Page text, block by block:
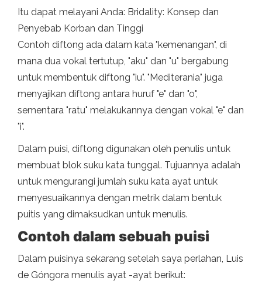
Itu dapat melayani Anda: Bridality: Konsep dan
Penyebab Korban dan Tinggi
Contoh diftong ada dalam kata "kemenangan", di
mana dua vokal tertutup, "aku" dan "u" bergabung
untuk membentuk diftong "iu". "Mediterania" juga
menyajikan diftong antara huruf "e" dan "o",
sementara "ratu" melakukannya dengan vokal "e" dan
"i".
Dalam puisi, diftong digunakan oleh penulis untuk
membuat blok suku kata tunggal. Tujuannya adalah
untuk mengurangi jumlah suku kata ayat untuk
menyesuaikannya dengan metrik dalam bentuk
puitis yang dimaksudkan untuk menulis.
Contoh dalam sebuah puisi
Dalam puisinya sekarang setelah saya perlahan, Luis
de Góngora menulis ayat -ayat berikut: